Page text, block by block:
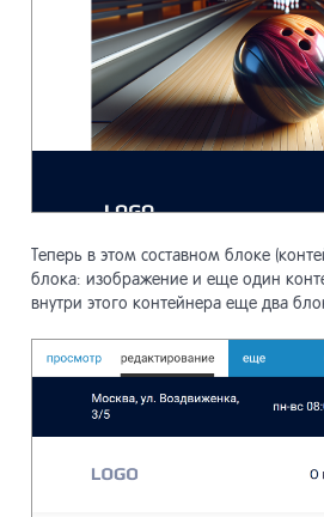
Теперь в этом составном блоке
блока: изображение и еще один
внутри этого контейнера еще два